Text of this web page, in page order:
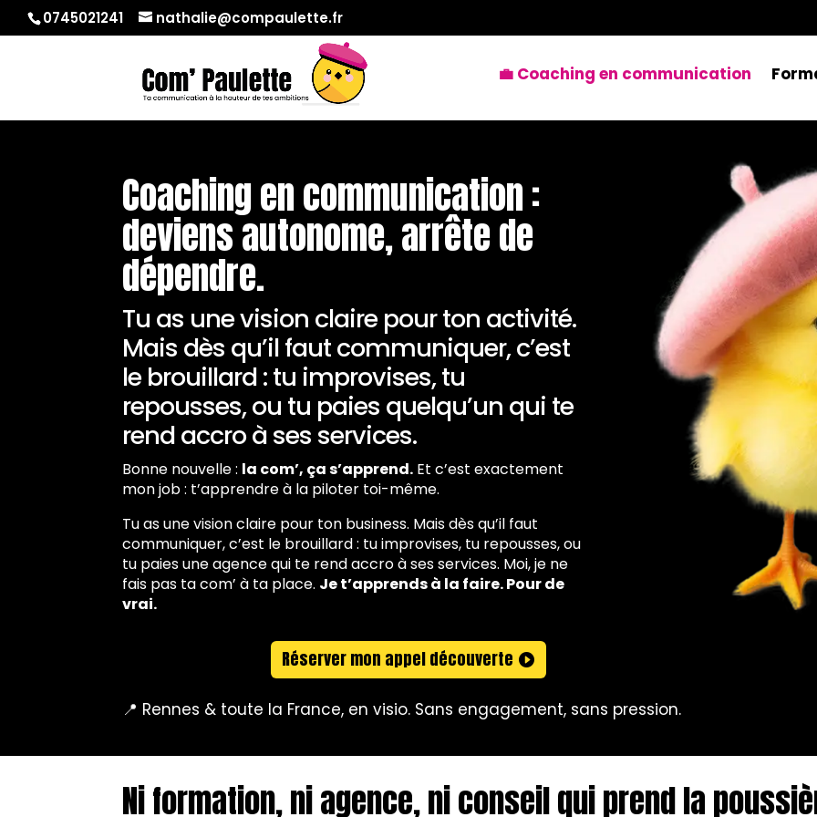
0745021241 nathalie@compaulette.fr
💼 Coaching en communication
Coaching en communication :
deviens autonome, arrête de
dépendre.
Tu as une vision claire pour ton activité.
Mais dès qu’il faut communiquer, c’est
le brouillard : tu improvises, tu
repousses, ou tu paies quelqu’un qui te
rend accro à ses services.
Bonne nouvelle : la com’, ça s’apprend. Et c’est exactement
mon job : t’apprendre à la piloter toi-même.
Tu as une vision claire pour ton business. Mais dès qu’il faut
communiquer, c’est le brouillard : tu improvises, tu repousses, ou
tu paies une agence qui te rend accro à ses services. Moi, je ne
fais pas ta com’ à ta place. Je t’apprends à la faire. Pour de
vrai.
Réserver mon appel découverte
📍 Rennes & toute la France, en visio. Sans engagement, sans pression.
Ni formation, ni agence, ni conseil qui prend la